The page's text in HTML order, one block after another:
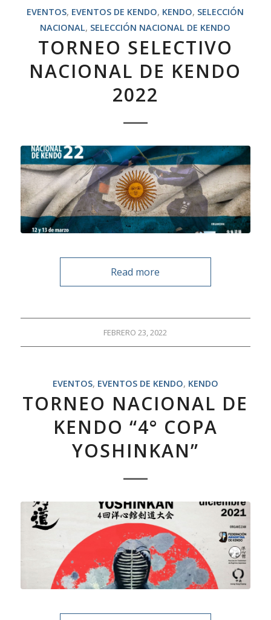
EVENTOS, EVENTOS DE KENDO, KENDO, SELECCIÓN
NACIONAL, SELECCIÓN NACIONAL DE KENDO
TORNEO SELECTIVO
NACIONAL DE KENDO
2022
Read more
FEBRERO 23, 2022
EVENTOS, EVENTOS DE KENDO, KENDO
TORNEO NACIONAL DE
KENDO “4° COPA
YOSHINKAN”